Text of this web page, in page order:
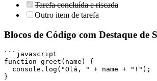
Tarefa concluída e riscada
Outro item de tarefa
Blocos de Código com Destaque de
```javascript
function greet(name) {
  console.log("Olá, " + name + "!");
}